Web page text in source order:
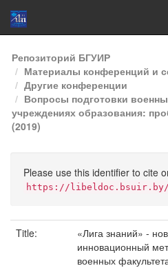
Skip
navigation
Репозиторий БГУИР
Материалы конференций и
Другие конференции
Вопросы подготовки
учреждениях образования:
(2019)
Please use this identifier to cite
https://libeldoc.bsuir.by/
Title:
«Лига знаний» -
инновационный
военных